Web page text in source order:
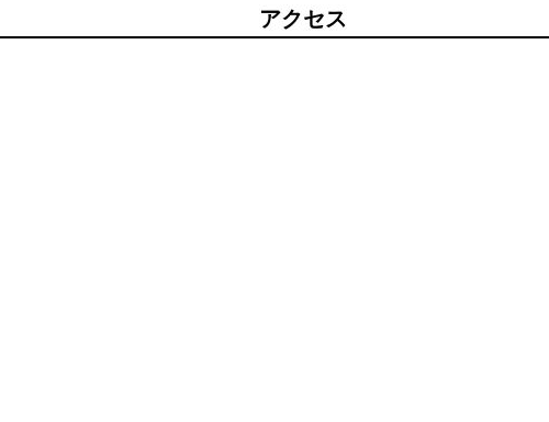
アクセス